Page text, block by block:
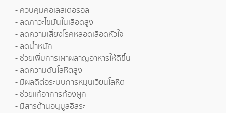
- ควบคุมคอเลสเตอรอล
- ลดภาวะไขมันในเลือดสูง
- ลดความเสี่ยงโรคหลอดเลือดหัวใจ
- ลดน้ำหนัก
- ช่วยเพิ่มการเผาผลาญอาหารให้ดีขึ้น
- ลดความดันโลหิตสูง
- มีผลดีต่อระบบการหมุนเวียนโลหิต
- ช่วยแก้อาการท้องผูก
- มีสารต้านอนุมูลอิสระ